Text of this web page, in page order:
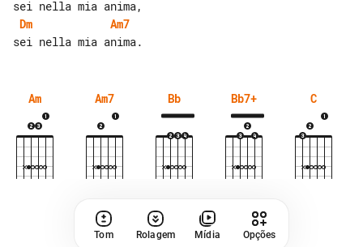
Dm
Am7
Am Am7 Bb Bb7+ C
Tom Rolagem Mídia Opções